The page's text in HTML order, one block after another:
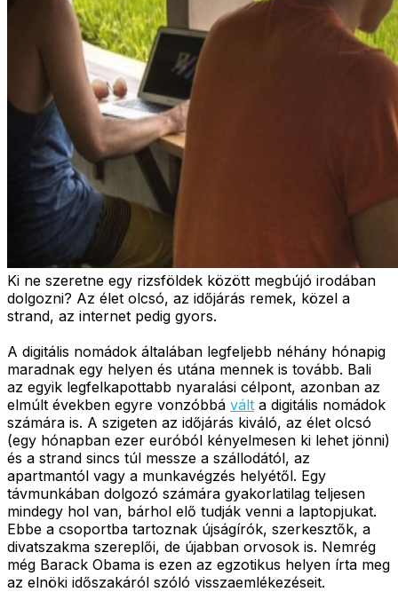
Ki ne szeretne egy rizsföldek között megbújó irodában
dolgozni? Az élet olcsó, az időjárás remek, közel a
strand, az internet pedig gyors.
A digitális nomádok általában legfeljebb néhány hónapig
maradnak egy helyen és utána mennek is tovább. Bali
az egyik legfelkapottabb nyaralási célpont, azonban az
elmúlt években egyre vonzóbbá vált a digitális nomádok
számára is. A szigeten az időjárás kiváló, az élet olcsó
(egy hónapban ezer euróból kényelmesen ki lehet jönni)
és a strand sincs túl messze a szállodától, az
apartmantól vagy a munkavégzés helyétől. Egy
távmunkában dolgozó számára gyakorlatilag teljesen
mindegy hol van, bárhol elő tudják venni a laptopjukat.
Ebbe a csoportba tartoznak újságírók, szerkesztők, a
divatszakma szereplői, de újabban orvosok is. Nemrég
még Barack Obama is ezen az egzotikus helyen írta meg
az elnöki időszakáról szóló visszaemlékezéseit.